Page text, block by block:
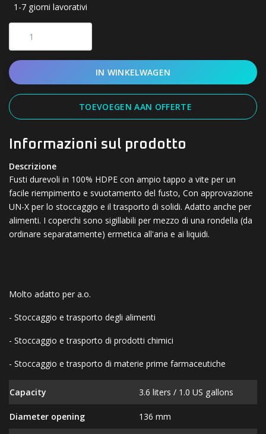
1-7 giorni lavorativi
IN WINKELWAGEN
TOEVOEGEN AAN OFFERTE
Informazioni sul prodotto
Descrizione
Fusti durevoli in 100% HDPE con ampio tappo a vite per un
facile riempimento e svuotamento del fusto, Con approvazione
UN-X per lo stoccaggio e il trasporto di solidi. Adatto anche per
alimenti. I coperchi sono sigillabili per mezzo di una rondella (da
ordinare separatamente) ermetica all'aria e ai liquidi.
Molto adatto per a.o.
- Stoccaggio e trasporto degli alimenti
- Stoccaggio e trasporto di prodotti chimici
- Stoccaggio e trasporto di materie prime farmaceutiche
Capacity 3.6 liters / 1.0 US gallons
Diameter opening 136 mm